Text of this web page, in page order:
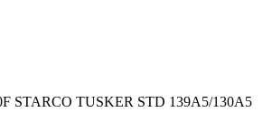
STARCO TUSKER STD 139A5/130A5